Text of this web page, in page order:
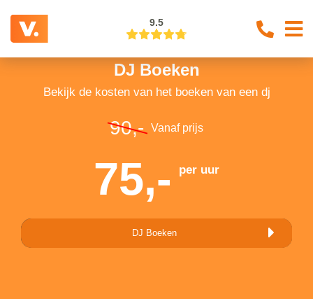
9.5
DJ Boeken
Bekijk de kosten van het boeken van een dj
90,- Vanaf prijs
75,- per uur
DJ Boeken